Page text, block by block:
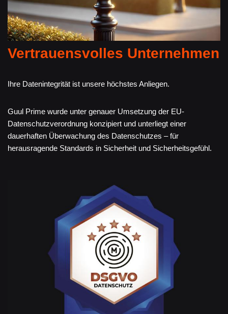
Vertrauensvolles Unternehmen
Ihre Datenintegrität ist unsere höchstes Anliegen.
Guul Prime wurde unter genauer Umsetzung der EU-
Datenschutzverordnung konzipiert und unterliegt einer
dauerhaften Überwachung des Datenschutzes – für
herausragende Standards in Sicherheit und Sicherheitsgefühl.